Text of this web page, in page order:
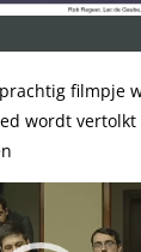
filmpje
wordt vertolkt